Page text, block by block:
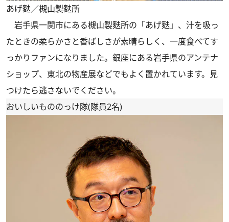
あげ麩／槻山製麩所
岩手県一関市にある槻山製麩所の「あげ麩」、汁を吸っ
たときの柔らかさと香ばしさが素晴らしく、一度食べてす
っかりファンになりました。銀座にある岩手県のアンテナ
ショップ、東北の物産展などでもよく置かれています。見
つけたら逃さないでください。
おいしいもののっけ隊(隊員2名)